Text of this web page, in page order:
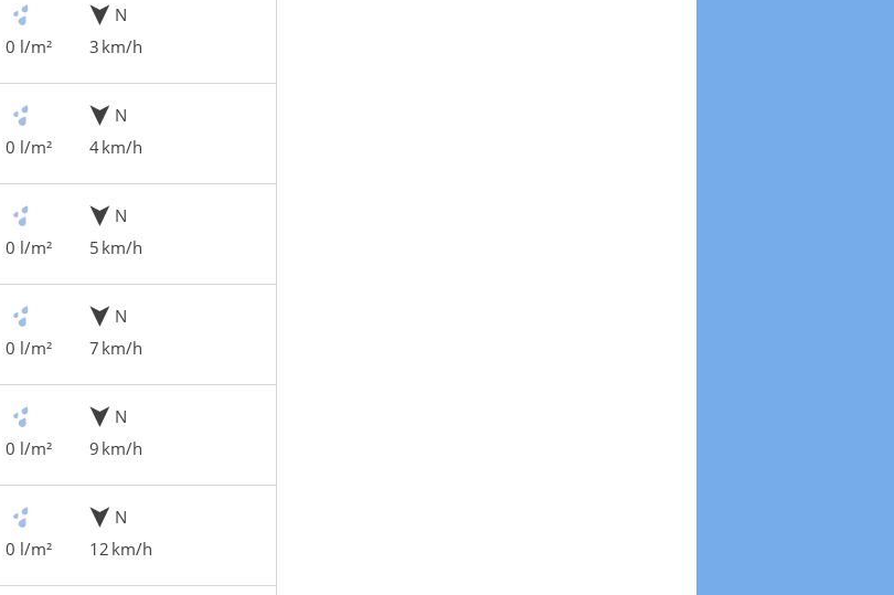
0 l/m²
N
3 km/h
0 l/m²
N
4 km/h
0 l/m²
N
5 km/h
0 l/m²
N
7 km/h
0 l/m²
N
9 km/h
0 l/m²
N
12 km/h